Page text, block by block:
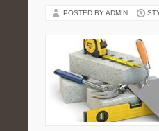
POSTED BY ADMIN